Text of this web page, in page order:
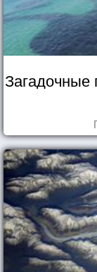
Загадочные